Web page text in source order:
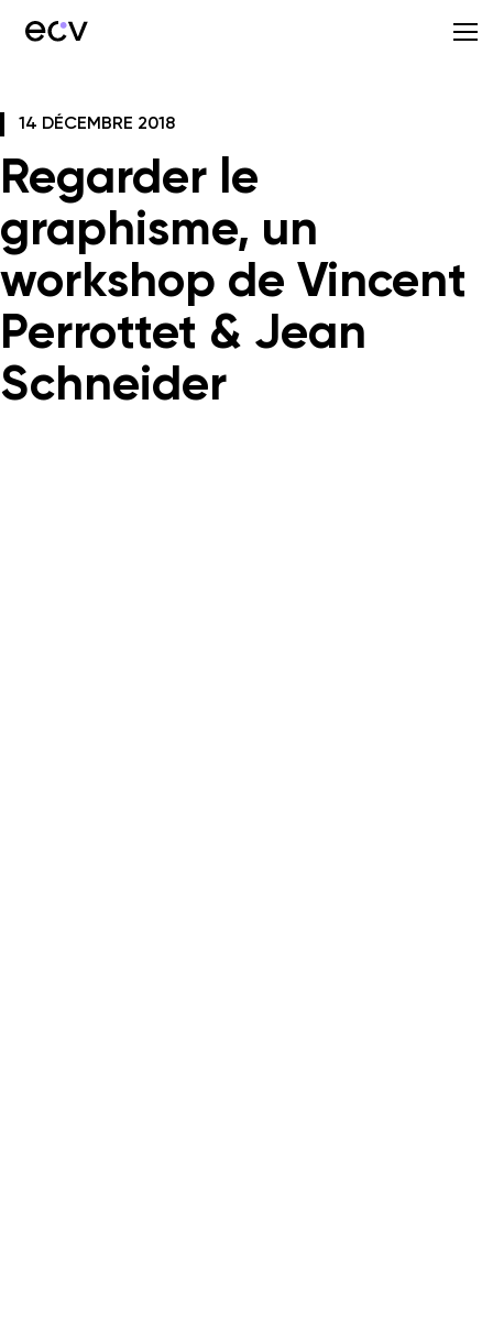
14 DÉCEMBRE 2018
Regarder le
graphisme, un
workshop de Vincent
Perrottet & Jean
Schneider